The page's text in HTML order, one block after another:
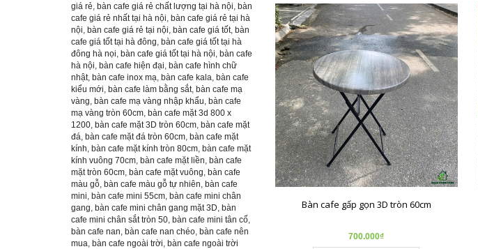
Bàn cafe gấp gọn 3D tròn 60cm
700.000₫
giá rẻ, bàn cafe giá rẻ chất lượng tại hà nội, bàn
cafe giá rẻ nhất tại hà nội, bàn cafe giá rẻ tại hà
nội, bàn cafe giá rẻ tại nội, bàn cafe giá tốt, bàn
cafe giá tốt tại hà đông, bàn cafe giá tốt tại hà
đông hà nọi, bàn cafe giá tốt tại hà nội, bàn cafe
hà nội, bàn cafe hiện đại, bàn cafe hình chữ
nhật, bàn cafe inox mạ, bàn cafe kala, bàn cafe
kiểu mới, bàn cafe làm bằng sắt, bàn cafe mạ
vàng, bàn cafe mạ vàng nhập khẩu, bàn cafe
mạ vàng tròn 60cm, bàn cafe mặt 3d 800 x
1200, bàn cafe mặt 3D tròn 60cm, bàn cafe mặt
đá, bàn cafe mặt đá tròn 60cm, bàn cafe mặt
kính, bàn cafe mặt kính tròn 80cm, bàn cafe mặt
kính vuông 70cm, bàn cafe mặt liền, bàn cafe
mặt tròn 60cm, bàn cafe mặt vuông, bàn cafe
màu gỗ, bàn cafe màu gỗ tự nhiên, bàn cafe
mini, bàn cafe mini 55cm, bàn cafe mini chân
gang, bàn cafe mini chân gang mặt 3D, bàn
cafe mini chân sắt tròn 50, bàn cafe mini tân cổ,
bàn cafe nan, bàn cafe nan chéo, bàn cafe nên
mua, bàn cafe ngoài trời, bàn cafe ngoài trời